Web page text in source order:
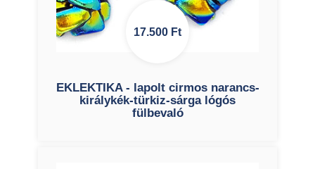
17.500 Ft
EKLEKTIKA - lapolt cirmos narancs-
királykék-türkiz-sárga lógós
fülbevaló